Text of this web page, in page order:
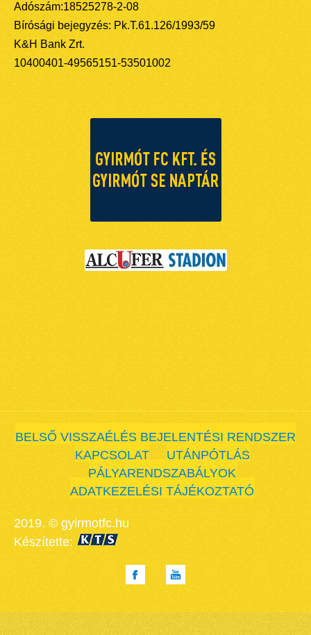
Adószám:18525278-2-08
Bírósági bejegyzés: Pk.T.61.126/1993/59
K&H Bank Zrt.
10400401-49565151-53501002
BELSŐ VISSZAÉLÉS BEJELENTÉSI RENDSZER
KAPCSOLAT
UTÁNPÓTLÁS
PÁLYARENDSZABÁLYOK
ADATKEZELÉSI TÁJÉKOZTATÓ
2019. © gyirmotfc.hu
Készítette: